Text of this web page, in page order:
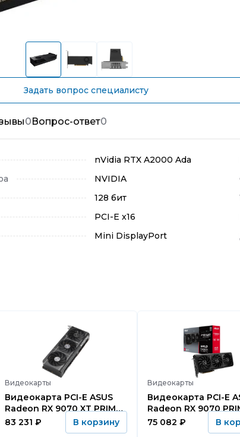
Задать вопрос специалисту
0Вопрос-ответ0
nVidia RTX A2000 Ada
NVIDIA
128 бит
PCI-E x16
Mini DisplayPort
Видеокарты
Видеокарта PCI-E ASUS
Radeon RX 9070 XT PRIME
OC (PRIME-RX9070XT-O16G
83 231 ₽ В корзину
Видеокарты
Видеокарта PCI-E ASUS
Radeon RX 9070
(PRIME-RX9070-
75 082 ₽ В